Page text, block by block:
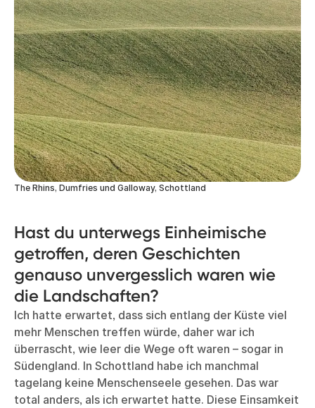
The Rhins, Dumfries und Galloway, Schottland
Hast du unterwegs Einheimische
getroffen, deren Geschichten
genauso unvergesslich waren wie
die Landschaften?
Ich hatte erwartet, dass sich entlang der Küste viel
mehr Menschen treffen würde, daher war ich
überrascht, wie leer die Wege oft waren – sogar in
Südengland. In Schottland habe ich manchmal
tagelang keine Menschenseele gesehen. Das war
total anders, als ich erwartet hatte. Diese Einsamkeit